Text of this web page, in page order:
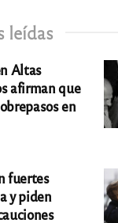
leídas
Altas
afirman que
en
fuertes
y piden